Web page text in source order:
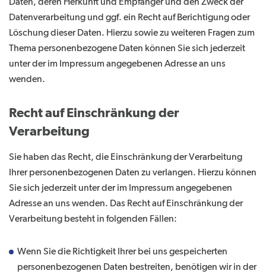
Daten, deren Herkunft und Empfänger und den Zweck der
Datenverarbeitung und ggf. ein Recht auf Berichtigung oder
Löschung dieser Daten. Hierzu sowie zu weiteren Fragen zum
Thema personenbezogene Daten können Sie sich jederzeit
unter der im Impressum angegebenen Adresse an uns
wenden.
Recht auf Einschränkung der
Verarbeitung
Sie haben das Recht, die Einschränkung der Verarbeitung
Ihrer personenbezogenen Daten zu verlangen. Hierzu können
Sie sich jederzeit unter der im Impressum angegebenen
Adresse an uns wenden. Das Recht auf Einschränkung der
Verarbeitung besteht in folgenden Fällen:
Wenn Sie die Richtigkeit Ihrer bei uns gespeicherten
personenbezogenen Daten bestreiten, benötigen wir in der